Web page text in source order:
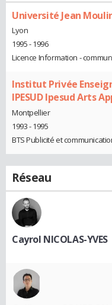
Université Jean
Lyon
1995 - 1996
Licence Information -
Institut Privée
IPESUD Ipesud Arts
Montpellier
1993 - 1995
BTS Publicité et
Réseau
Cayrol NICOLAS-YVES